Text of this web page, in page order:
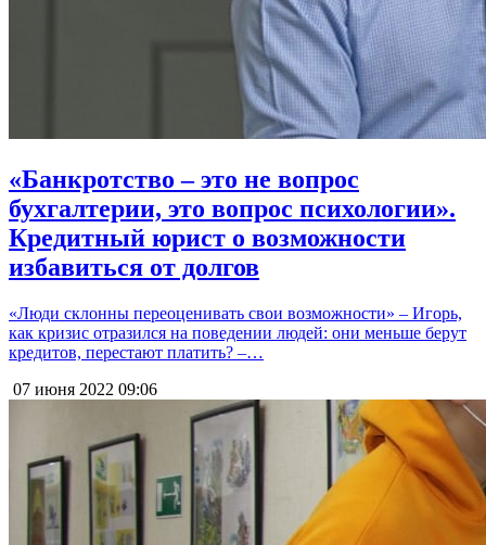
«Банкротство – это не вопрос
бухгалтерии, это вопрос психологии».
Кредитный юрист о возможности
избавиться от долгов
«Люди склонны переоценивать свои возможности» – Игорь,
как кризис отразился на поведении людей: они меньше берут
кредитов, перестают платить? –…
07 июня 2022 09:06